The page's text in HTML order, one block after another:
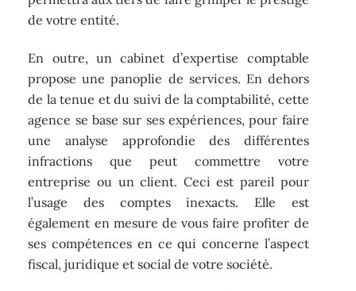
de votre entité.
En outre, un cabinet d’expertise comptable
propose une panoplie de services. En dehors
de la tenue et du suivi de la comptabilité, cette
agence se base sur ses expériences, pour faire
une analyse approfondie des différentes
infractions que peut commettre votre
entreprise ou un client. Ceci est pareil pour
l’usage des comptes inexacts. Elle est
également en mesure de vous faire profiter de
ses compétences en ce qui concerne l’aspect
fiscal, juridique et social de votre société.